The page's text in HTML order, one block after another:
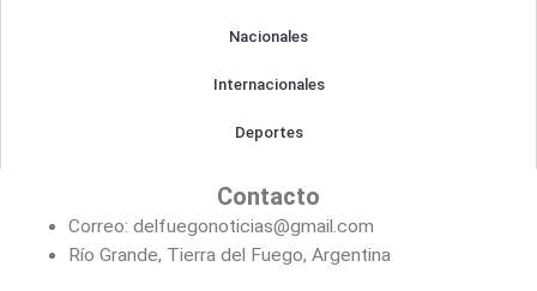
Nacionales
Internacionales
Deportes
Contacto
Correo: delfuegonoticias@gmail.com
Río Grande, Tierra del Fuego, Argentina